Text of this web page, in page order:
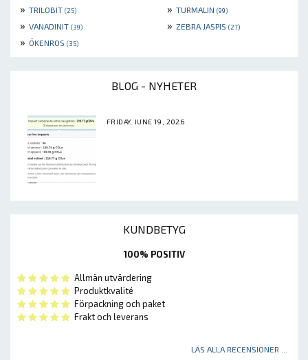
» TRILOBIT (25) » TURMALIN (99)
» VANADINIT (39) » ZEBRA JASPIS (27)
» ÖKENROS (35)
BLOG - NYHETER
FRIDAY, JUNE 19, 2026
KUNDBETYG
100% POSITIV
Allmän utvärdering
Produktkvalité
Förpackning och paket
Frakt och leverans
LÄS ALLA RECENSIONER ...